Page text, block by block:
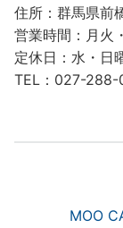
住所：群馬県前
営業時間：月
定休日：水・日
TEL：027-288-
MOO